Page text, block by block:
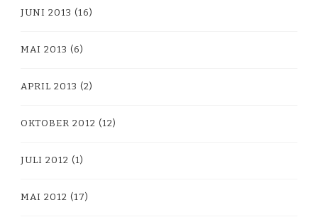
JUNI 2013 (16)
MAI 2013 (6)
APRIL 2013 (2)
OKTOBER 2012 (12)
JULI 2012 (1)
MAI 2012 (17)